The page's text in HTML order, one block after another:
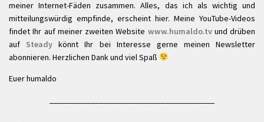
meiner Internet-Fäden zusammen. Alles, das ich als wichtig und
mitteilungswürdig empfinde, erscheint hier. Meine YouTube-Videos
findet Ihr auf meiner zweiten Website www.humaldo.tvund drüben
auf Steady könnt Ihr bei Interesse gerne meinen Newsletter
abonnieren. Herzlichen Dank und viel Spaß
Euer humaldo